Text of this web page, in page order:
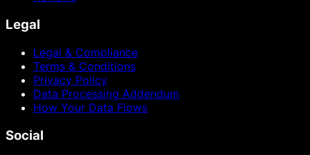
Legal
Legal & Compliance
Terms & Conditions
Privacy Policy
Data Processing Addendum
How Your Data Flows
Social